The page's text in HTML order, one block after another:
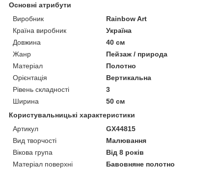
Основні атрибути
Виробник
Rainbow Art
Країна виробник
Україна
Довжина
40 см
Жанр
Пейзаж / природа
Матеріал
Полотно
Орієнтація
Вертикальна
Рівень складності
3
Ширина
50 см
Користувальницькі характеристики
Артикул
GX44815
Вид творчості
Малювання
Вікова група
Від 8 років
Матеріал поверхні
Бавовняне полотно